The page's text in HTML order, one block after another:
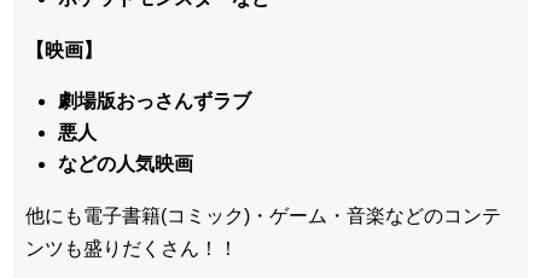
【映画】
劇場版おっさんずラブ
悪人
などの人気映画
他にも電子書籍(コミック)・ゲーム・音楽などのコンテ
ンツも盛りだくさん！！